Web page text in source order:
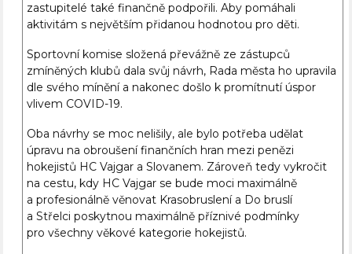
zastupitelé také finančně podpořili. Aby pomáhali
aktivitám s největším přidanou hodnotou pro děti.
Sportovní komise složená převážně ze zástupců
zmíněných klubů dala svůj návrh, Rada města ho upravila
dle svého mínění a nakonec došlo k promítnutí úspor
vlivem COVID-19.
Oba návrhy se moc nelišily, ale bylo potřeba udělat
úpravu na obroušení finančních hran mezi penězi
hokejistů HC Vajgar a Slovanem. Zároveň tedy vykročit
na cestu, kdy HC Vajgar se bude moci maximálně
a profesionálně věnovat Krasobruslení a Do bruslí
a Střelci poskytnou maximálně příznivé podmínky
pro všechny věkové kategorie hokejistů.